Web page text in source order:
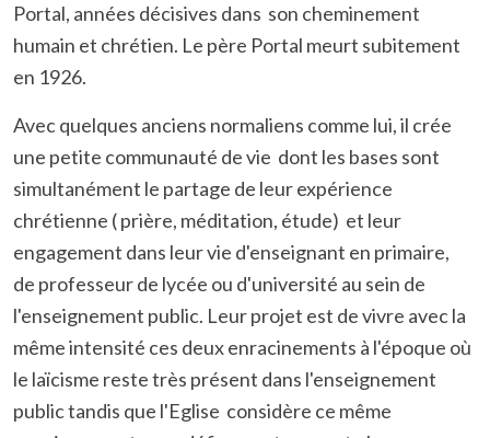
Portal, années décisives dans son cheminement
humain et chrétien. Le père Portal meurt subitement
en 1926.
Avec quelques anciens normaliens comme lui, il crée
une petite communauté de vie dont les bases sont
simultanément le partage de leur expérience
chrétienne ( prière, méditation, étude) et leur
engagement dans leur vie d'enseignant en primaire,
de professeur de lycée ou d'université au sein de
l'enseignement public. Leur projet est de vivre avec la
même intensité ces deux enracinements à l'époque où
le laïcisme reste très présent dans l'enseignement
public tandis que l'Eglise considère ce même